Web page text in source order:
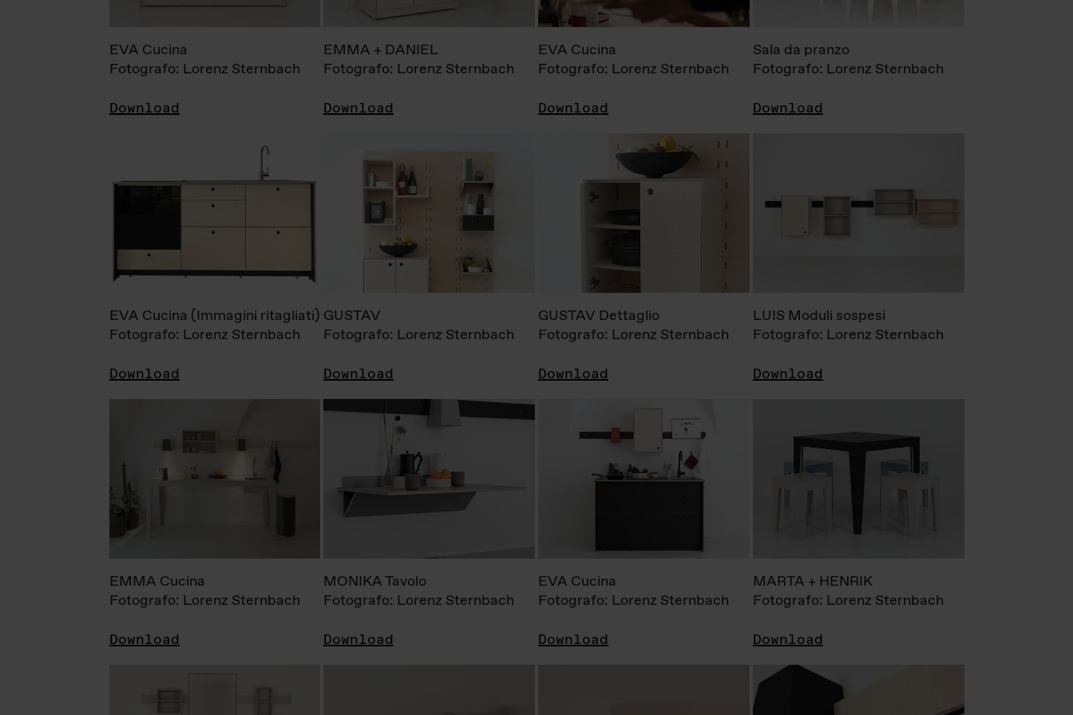
EVA Cucina
Fotografo: Lorenz Sternbach
Download
EMMA + DANIEL
Fotografo: Lorenz Sternbach
Download
EVA Cucina
Fotografo: Lorenz Sternbach
Download
Sala da pranzo
Fotografo: Lorenz Sternbach
Download
EVA Cucina (Immagini ritagliati)
Fotografo: Lorenz Sternbach
Download
GUSTAV
Fotografo: Lorenz Sternbach
Download
GUSTAV Dettaglio
Fotografo: Lorenz Sternbach
Download
LUIS Moduli sospesi
Fotografo: Lorenz Sternbach
Download
EMMA Cucina
Fotografo: Lorenz Sternbach
Download
MONIKA Tavolo
Fotografo: Lorenz Sternbach
Download
EVA Cucina
Fotografo: Lorenz Sternbach
Download
MARTA + HENRIK
Fotografo: Lorenz Sternbach
Download